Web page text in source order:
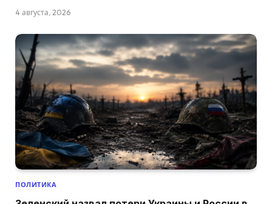
4 августа, 2026
ПОЛИТИКА